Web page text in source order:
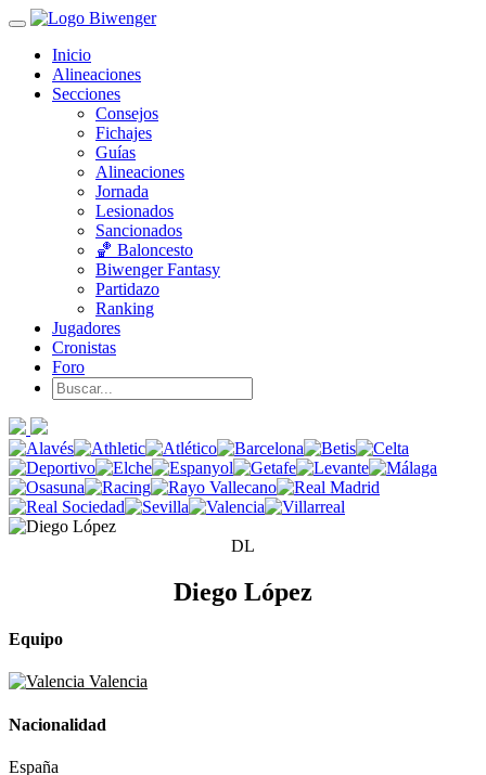
Inicio
Alineaciones
Secciones
Consejos
Fichajes
Guías
Alineaciones
Jornada
Lesionados
Sancionados
🏀 Baloncesto
Biwenger Fantasy
Partidazo
Ranking
Jugadores
Cronistas
Foro
DL
Diego López
Equipo
Valencia
Nacionalidad
España